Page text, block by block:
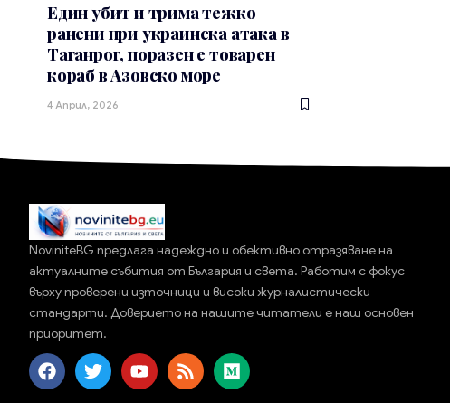
Един убит и трима тежко
ранени при украинска атака в
Таганрог, поразен е товарен
кораб в Азовско море
4 Април, 2026
NoviniteBG предлага надеждно и обективно отразяване на
актуалните събития от България и света. Работим с фокус
върху проверени източници и високи журналистически
стандарти. Доверието на нашите читатели е наш основен
приоритет.